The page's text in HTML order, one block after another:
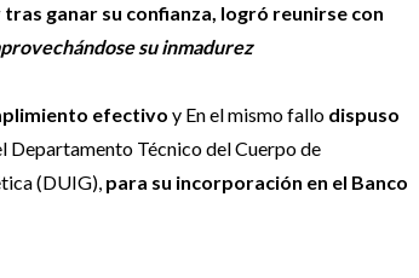
ganar su confianza, logró reunirse con
su inmadurez
efectivo y En el mismo fallo dispuso
Técnico del Cuerpo de
(DUIG), para su incorporación en el Banco